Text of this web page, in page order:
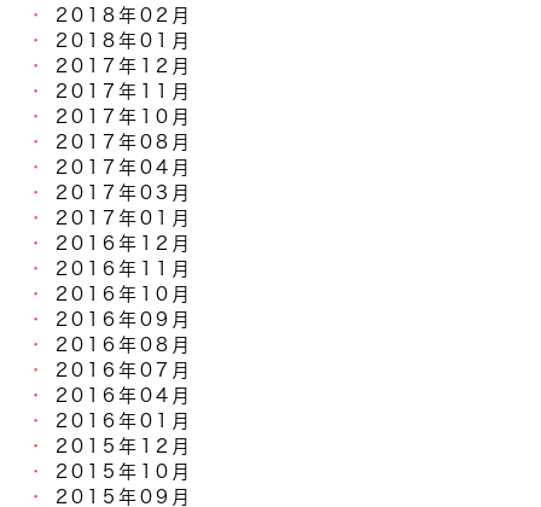
2018年02月
2018年01月
2017年12月
2017年11月
2017年10月
2017年08月
2017年04月
2017年03月
2017年01月
2016年12月
2016年11月
2016年10月
2016年09月
2016年08月
2016年07月
2016年04月
2016年01月
2015年12月
2015年10月
2015年09月